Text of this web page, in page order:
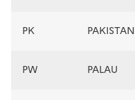
PK PAKISTAN
PW PALAU